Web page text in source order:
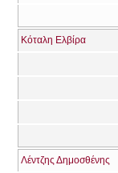
Κόταλη Ελβίρα
Λέντζης Δημοσθένης